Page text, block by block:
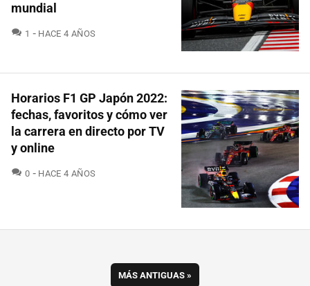
mundial
1 COMENTARIOS
HACE 4 AÑOS
Horarios F1 GP Japón 2022:
fechas, favoritos y cómo ver
la carrera en directo por TV
y online
0 COMENTARIOS
HACE 4 AÑOS
MÁS ANTIGUAS »